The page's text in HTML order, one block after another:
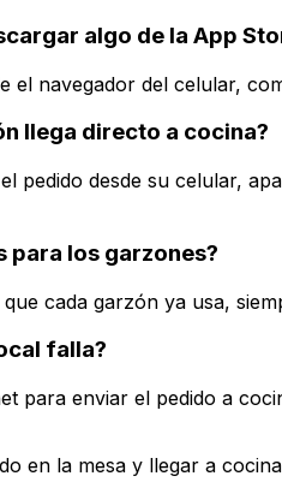
algo de la App
el navegador del celular,
llega directo a cocina?
pedido desde su celular,
para los garzones?
cada garzón ya usa,
falla?
para enviar el pedido a
en la mesa y llegar a